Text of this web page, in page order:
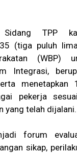
Sidang TPP
(tiga puluh
(WBP)
Integrasi,
menetapkan
pekerja
yang telah dijalani.
forum
sikap,